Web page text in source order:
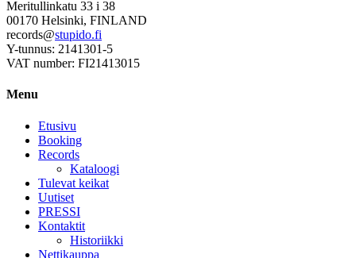
Meritullinkatu 33 i 38
00170 Helsinki, FINLAND
records@stupido.fi
Y-tunnus: 2141301-5
VAT number: FI21413015
Menu
Etusivu
Booking
Records
Kataloogi
Tulevat keikat
Uutiset
PRESSI
Kontaktit
Historiikki
Nettikauppa